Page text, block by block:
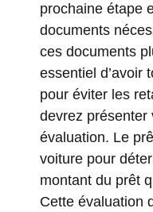
prochaine étape
documents
ces documents
essentiel d’avoir
pour éviter les
devrez présenter
évaluation. Le
voiture pour
montant du prêt
Cette évaluation